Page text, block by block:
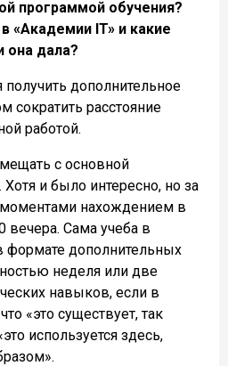
программой обучения?
«Академии IT» и какие
она дала?
дополнительное
сократить расстояние
работой.
с основной
и было интересно, но за
моментами нахождением в
вечера. Сама учеба в
формате дополнительных
неделя или две
навыков, если в
«это существует, так
используется здесь,